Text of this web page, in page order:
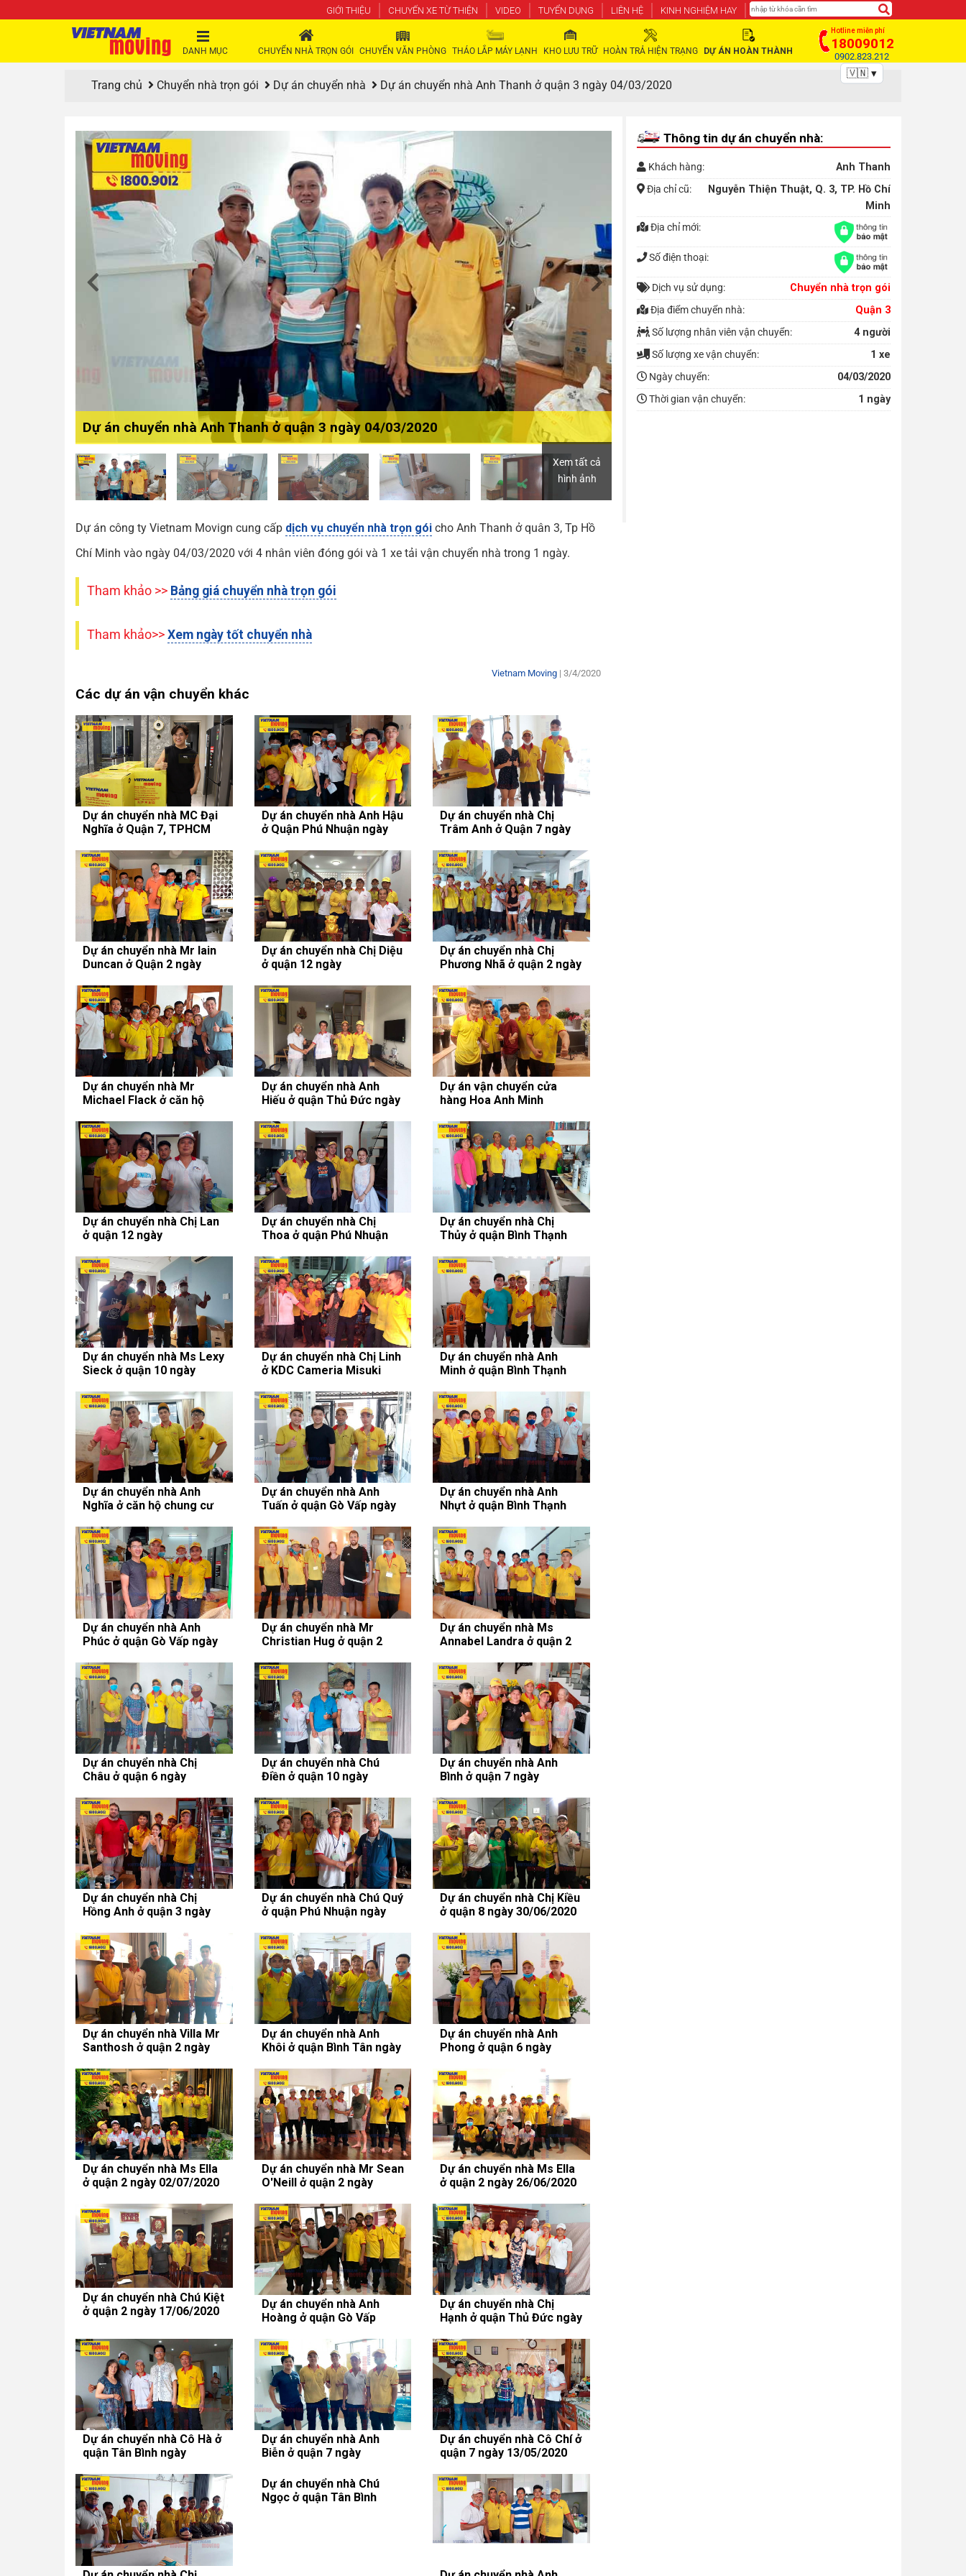
GIỚI THIỆU CHUYẾN XE TỪ THIỆN VIDEO TUYỂN DỤNG LIÊN HỆ KINH NGHIỆM HAY
Hotline miễn phí
18009012
0902.823.212
CHUYỂN NHÀ TRỌN GÓI CHUYỂN VĂN PHÒNG THÁO LẮP MÁY LẠNH KHO LƯU TRỮ HOÀN TRẢ HIỆN TRẠNG DỰ ÁN HOÀN THÀNH
DANH MỤC
Trang chủ Chuyển nhà trọn gói Dự án chuyển nhà Dự án chuyển nhà Anh Thanh ở quận 3 ngày 04/03/2020
🇻🇳 ▾
Dự án chuyển nhà Anh Thanh ở quận 3 ngày 04/03/2020
Xem tất cả
hình ảnh
Dự án công ty Vietnam Movign cung cấp dịch vụ chuyển nhà trọn gói cho Anh Thanh ở quân 3, Tp Hồ
Chí Minh vào ngày 04/03/2020 với 4 nhân viên đóng gói và 1 xe tải vận chuyển nhà trong 1 ngày.
Tham khảo >> Bảng giá chuyển nhà trọn gói
Tham khảo>> Xem ngày tốt chuyển nhà
Vietnam Moving| 3/4/2020
Các dự án vận chuyển khác
Dự án chuyển nhà MC Đại
Nghĩa ở Quận 7, TPHCM
Dự án chuyển nhà Anh Hậu
ở Quận Phú Nhuận ngày
Dự án chuyển nhà Chị
Trâm Anh ở Quận 7 ngày
Dự án chuyển nhà Mr Iain
Duncan ở Quận 2 ngày
Dự án chuyển nhà Chị Diệu
ở quận 12 ngày
Dự án chuyển nhà Chị
Phương Nhã ở quận 2 ngày
Dự án chuyển nhà Mr
Michael Flack ở căn hộ
Điền
Dự án chuyển nhà Anh
Hiếu ở quận Thủ Đức ngày
Dự án vận chuyển cửa
hàng Hoa Anh Minh
Dự án chuyển nhà Chị Lan
ở quận 12 ngày
Dự án chuyển nhà Chị
Thoa ở quận Phú Nhuận
Dự án chuyển nhà Chị
Thủy ở quận Bình Thạnh
Dự án chuyển nhà Ms Lexy
Sieck ở quận 10 ngày
Dự án chuyển nhà Chị Linh
ở KDC Cameria Misuki
24/08/2020
Dự án chuyển nhà Anh
Minh ở quận Bình Thạnh
Dự án chuyển nhà Anh
Nghĩa ở căn hộ chung cư
Dự án chuyển nhà Anh
Tuấn ở quận Gò Vấp ngày
Dự án chuyển nhà Anh
Nhựt ở quận Bình Thạnh
Dự án chuyển nhà Anh
Phúc ở quận Gò Vấp ngày
Dự án chuyển nhà Mr
Christian Hug ở quận 2
Dự án chuyển nhà Ms
Annabel Landra ở quận 2
Dự án chuyển nhà Chị
Châu ở quận 6 ngày
Dự án chuyển nhà Chú
Điền ở quận 10 ngày
Dự án chuyển nhà Anh
Bình ở quận 7 ngày
Dự án chuyển nhà Chị
Hồng Anh ở quận 3 ngày
Dự án chuyển nhà Chú Quý
ở quận Phú Nhuận ngày
Dự án chuyển nhà Chị Kiều
ở quận 8 ngày 30/06/2020
Dự án chuyển nhà Villa Mr
Santhosh ở quận 2 ngày
Dự án chuyển nhà Anh
Khôi ở quận Bình Tân ngày
Dự án chuyển nhà Anh
Phong ở quận 6 ngày
Dự án chuyển nhà Ms Ella
ở quận 2 ngày 02/07/2020
Dự án chuyển nhà Mr Sean
O'Neill ở quận 2 ngày
Dự án chuyển nhà Ms Ella
ở quận 2 ngày 26/06/2020
Dự án chuyển nhà Chú Kiệt
ở quận 2 ngày 17/06/2020
Dự án chuyển nhà Anh
Hoàng ở quận Gò Vấp
Dự án chuyển nhà Chị
Hạnh ở quận Thủ Đức ngày
Dự án chuyển nhà Cô Hà ở
quận Tân Bình ngày
Dự án chuyển nhà Anh
Biễn ở quận 7 ngày
Dự án chuyển nhà Cô Chí ở
quận 7 ngày 13/05/2020
Thông tin dự án chuyển nhà:
Khách hàng:
Anh Thanh
Địa chỉ cũ:
Nguyễn Thiện Thuật, Q. 3, TP. Hồ Chí
Minh
Địa chỉ mới:
Số điện thoại:
Dịch vụ sử dụng:
Chuyển nhà trọn gói
Địa điểm chuyển nhà:
Quận 3
Số lượng nhân viên vận chuyển:
4 người
Số lượng xe vận chuyển:
1 xe
Ngày chuyển:
04/03/2020
Thời gian vận chuyển:
1 ngày